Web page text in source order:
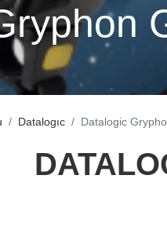
Datalogıc Datalogic